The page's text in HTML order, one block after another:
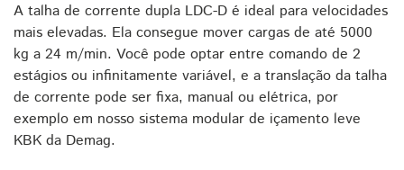
A talha de corrente dupla LDC-D é ideal para velocidades
mais elevadas. Ela consegue mover cargas de até 5000
kg a 24 m/min. Você pode optar entre comando de 2
estágios ou infinitamente variável, e a translação da talha
de corrente pode ser fixa, manual ou elétrica, por
exemplo em nosso sistema modular de içamento leve
KBK da Demag.